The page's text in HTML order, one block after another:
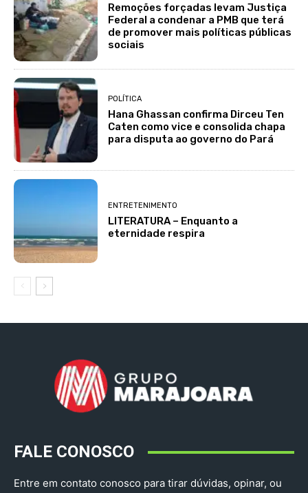
Remoções forçadas levam Justiça
Federal a condenar a PMB que terá
de promover mais políticas públicas
sociais
POLÍTICA
Hana Ghassan confirma Dirceu Ten
Caten como vice e consolida chapa
para disputa ao governo do Pará
ENTRETENIMENTO
LITERATURA – Enquanto a
eternidade respira
FALE CONOSCO
Entre em contato conosco para tirar dúvidas, opinar, ou